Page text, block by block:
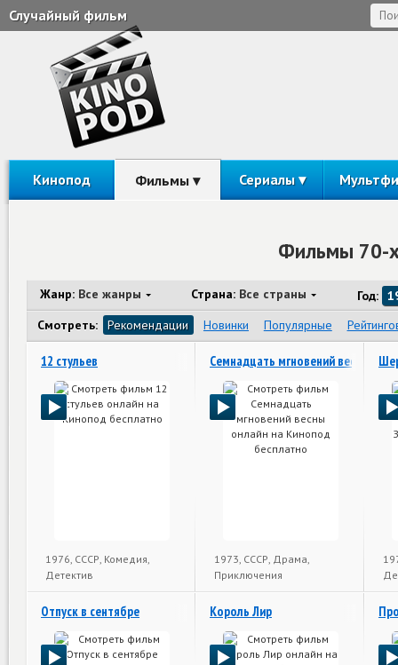
Случайный фильм
Кинопод Фильмы Сериалы
Фильмы 70-
Жанр: Все жанры Страна: Все страны Год:
Смотреть:
Рекомендации Новинки Популярные
12 стульев
1976, СССР, Комедия,
Детектив
Семнадцать мгновений весны
1973, СССР, Драма,
Приключения
Отпуск в сентябре Король Лир